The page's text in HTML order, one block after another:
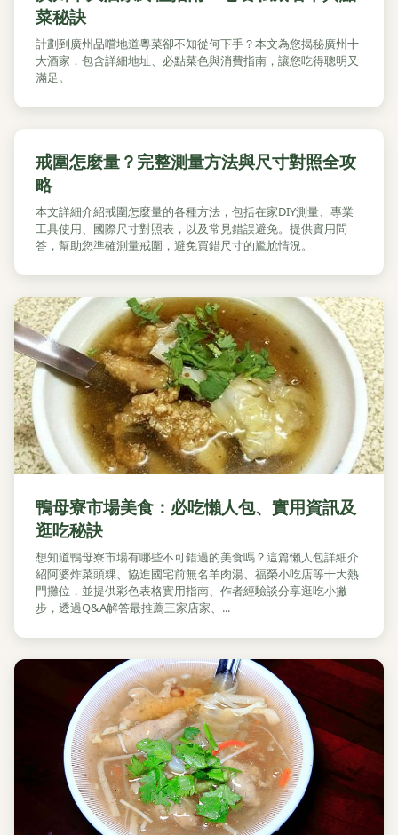
菜秘訣
計劃到廣州品嚐地道粵菜卻不知從何下手？本文為您揭秘廣州十
大酒家，包含詳細地址、必點菜色與消費指南，讓您吃得聰明又
滿足。
戒圍怎麼量？完整測量方法與尺寸對照全攻
略
本文詳細介紹戒圍怎麼量的各種方法，包括在家DIY測量、專業
工具使用、國際尺寸對照表，以及常見錯誤避免。提供實用問
答，幫助您準確測量戒圍，避免買錯尺寸的尷尬情況。
鴨母寮市場美食：必吃懶人包、實用資訊及
逛吃秘訣
想知道鴨母寮市場有哪些不可錯過的美食嗎？這篇懶人包詳細介
紹阿婆炸菜頭粿、協進國宅前無名羊肉湯、福榮小吃店等十大熱
門攤位，並提供彩色表格實用指南、作者經驗談分享逛吃小撇
步，透過Q&A解答最推薦三家店家、...